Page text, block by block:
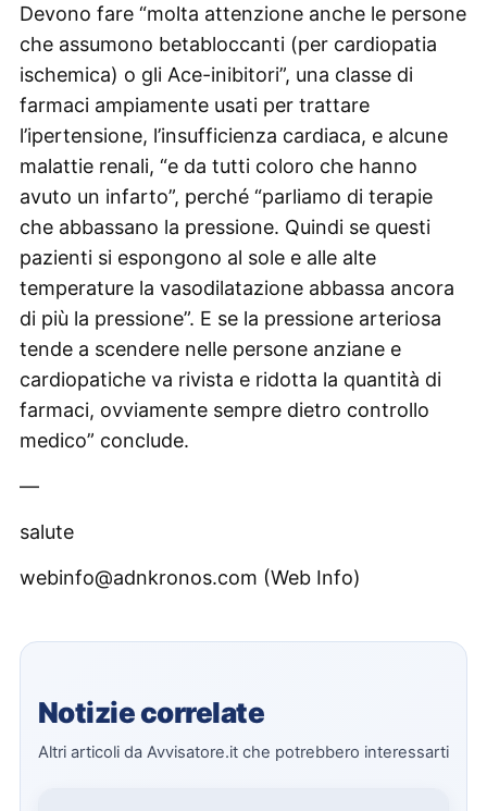
Devono fare “molta attenzione anche le persone
che assumono betabloccanti (per cardiopatia
ischemica) o gli Ace-inibitori”, una classe di
farmaci ampiamente usati per trattare
l’ipertensione, l’insufficienza cardiaca, e alcune
malattie renali, “e da tutti coloro che hanno
avuto un infarto”, perché “parliamo di terapie
che abbassano la pressione. Quindi se questi
pazienti si espongono al sole e alle alte
temperature la vasodilatazione abbassa ancora
di più la pressione”. E se la pressione arteriosa
tende a scendere nelle persone anziane e
cardiopatiche va rivista e ridotta la quantità di
farmaci, ovviamente sempre dietro controllo
medico” conclude.
—
salute
webinfo@adnkronos.com (Web Info)
Notizie correlate
Altri articoli da Avvisatore.it che potrebbero interessarti